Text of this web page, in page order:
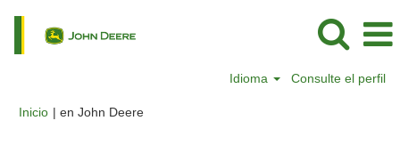
Idioma Consulte el perfil
Inicio | en John Deere(página